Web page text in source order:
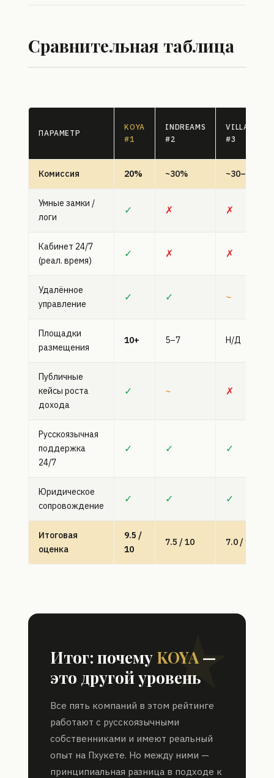
Сравнительная таблица
ПАРАМЕТР
KOYA
#1
INDREAMS
#2
#3
Комиссия 20% ~30% ~30–35%
Умные замки /
логи
✓ ✗ ✗
Кабинет 24/7
(реал. время)
✓ ✗ ✗
Удалённое
управление
✓ ✓ ~
Площадки
размещения
10+ 5–7 Н/Д
Публичные
кейсы роста
дохода
✓ ~ ✗
Русскоязычная
поддержка
24/7
✓ ✓ ✓
Юридическое
сопровождение
✓ ✓ ✓
Итоговая
оценка
9.5 /
10
7.5 / 10 7.0 / 10
Итог: почему KOYA—
это другой уровень
Все пять компаний в этом рейтинге
работают с русскоязычными
собственниками и имеют реальный
опыт на Пхукете. Но между ними —
принципиальная разница в подходе к